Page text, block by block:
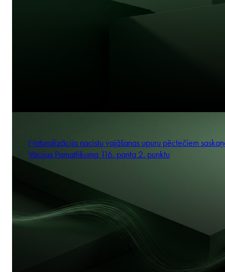
Naturalizācija nacistu vajāšanas upuru pēctečiem
Vācijas Pamatlikuma 116. panta 2. punktu